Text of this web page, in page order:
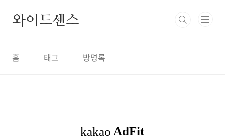
와이드센스
홈 태그 방명록